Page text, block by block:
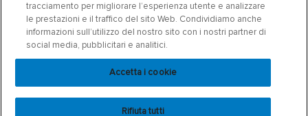
Trova il mio componente
tracciamento per migliorare l’esperienza utente e analizzare
le prestazioni e il traffico del sito Web. Condividiamo anche
informazioni sull’utilizzo del nostro sito con i nostri partner di
social media, pubblicitari e analitici.
Rifiuta tutti
Accetta i cookie